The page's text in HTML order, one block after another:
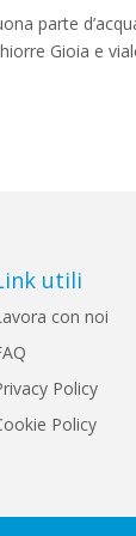
parte
Gioia e
utili
con noi
Policy
Policy